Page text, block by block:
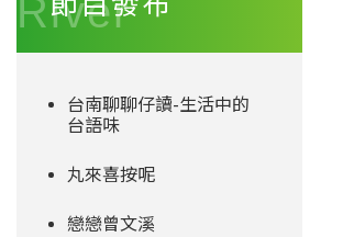
台南聊聊仔讀-生活中的
台語味
丸來喜按呢
戀戀曾文溪